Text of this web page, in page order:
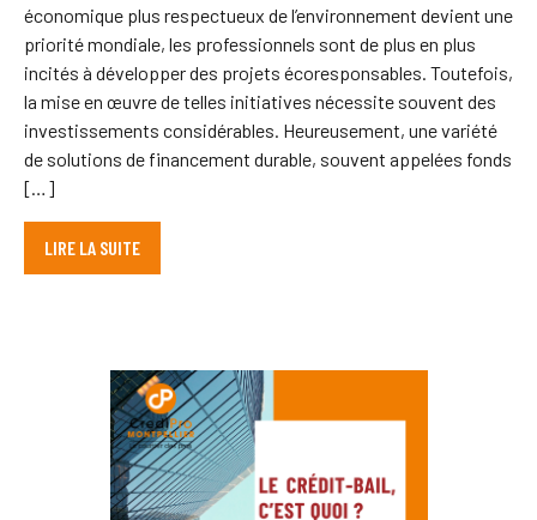
économique plus respectueux de l’environnement devient une
priorité mondiale, les professionnels sont de plus en plus
incités à développer des projets écoresponsables. Toutefois,
la mise en œuvre de telles initiatives nécessite souvent des
investissements considérables. Heureusement, une variété
de solutions de financement durable, souvent appelées fonds
[…]
LIRE LA SUITE